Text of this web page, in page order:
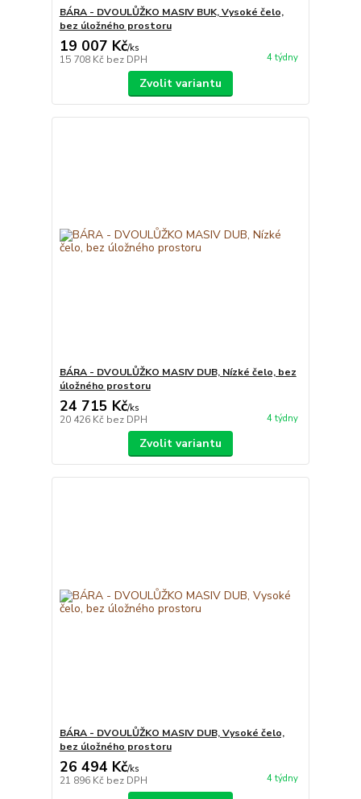
BÁRA - DVOULŮŽKO MASIV BUK, Vysoké čelo,
bez úložného prostoru
19 007 Kč/ks
15 708 Kč bez DPH 4 týdny
Zvolit variantu
BÁRA - DVOULŮŽKO MASIV DUB, Nízké čelo, bez
úložného prostoru
24 715 Kč/ks
20 426 Kč bez DPH 4 týdny
Zvolit variantu
BÁRA - DVOULŮŽKO MASIV DUB, Vysoké čelo,
bez úložného prostoru
26 494 Kč/ks
21 896 Kč bez DPH 4 týdny